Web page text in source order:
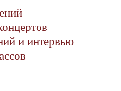
и интервью